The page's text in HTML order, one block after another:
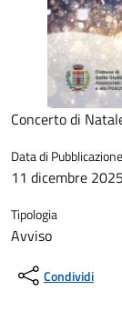
Concerto di
Data di Pubblicazione
11 dicembre 2025
Tipologia
Avviso
Condividi